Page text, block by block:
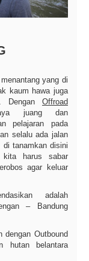
yang di
kaum hawa juga
Dengan Offroad
juang dan
pelajaran pada
selalu ada jalan
di tanamkan disini
harus sabar
agar keluar
adalah
– Bandung
Outbound
hutan belantara